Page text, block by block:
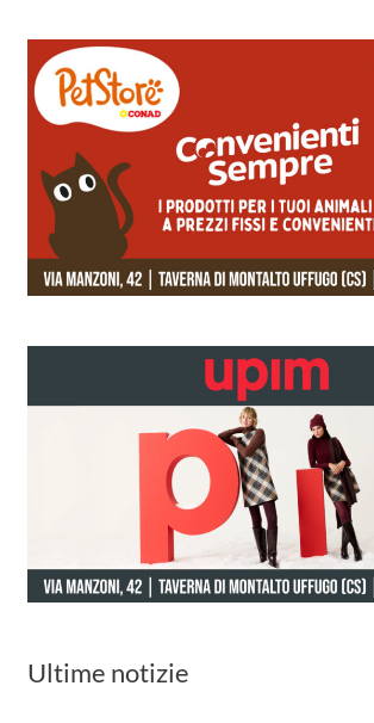
Ultime notizie